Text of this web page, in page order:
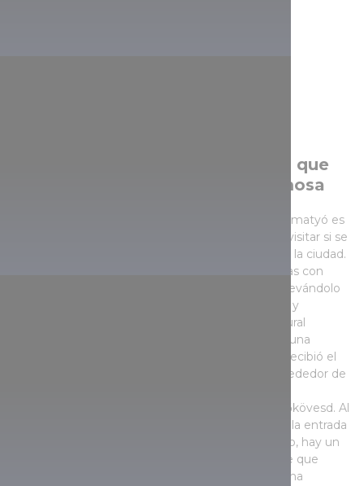
La Casa Memorial Bori Kisjankó, que
conmemora a la matyó más famosa
La personalidad más importante del arte popular matyó es
Bori Kis Jankó, cuya antigua casa también podrá visitar si se
dirige a Hadas, la parte central y más hermosa de la ciudad.
Las calles sinuosas de la zona y las casas encaladas con
techos de paja realmente encantan al visitante, llevándolo
en un viaje de 150-200 años a través del tiempo y
evocando la antigua forma de vida de la ciudad rural
húngara. Aquí se encuentra la casa de la tía Bori –una
bordadora y dibujante de patrones que también recibió el
título de Maestra de Arte Popular–, construida alrededor de
características de la arquitectura popular de Mezőkövesd. Al
entrar, se encontrará inmediatamente en el atrio, la entrada
a la cocina. En la cocina de la época, junto al horno, hay un
banco y una chimenea se sujeción independiente que
cubre la mitad de la dependencia. El edificio de una